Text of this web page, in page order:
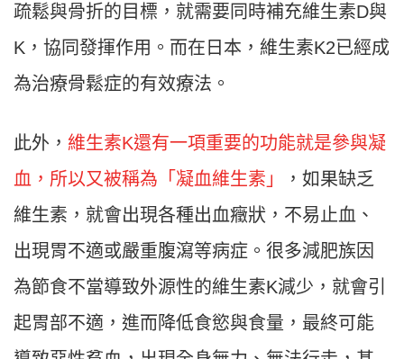
疏鬆與骨折的目標，就需要同時補充維生素D與
K，協同發揮作用。而在日本，維生素K2已經成
為治療骨鬆症的有效療法。
此外， 維生素K還有一項重要的功能就是參與凝
血，所以又被稱為「凝血維生素」
，如果缺乏
維生素，就會出現各種出血癥狀，不易止血、
出現胃不適或嚴重腹瀉等病症。很多減肥族因
為節食不當導致外源性的維生素K減少，就會引
起胃部不適，進而降低食慾與食量，最終可能